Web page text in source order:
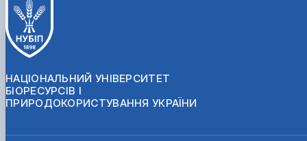
НАЦІОНАЛЬНИЙ УНІВЕРСИТЕТ
БІОРЕСУРСІВ І
ПРИРОДОКОРИСТУВАННЯ УКРАЇНИ